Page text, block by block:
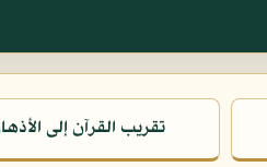
تقريب القرآن إلى